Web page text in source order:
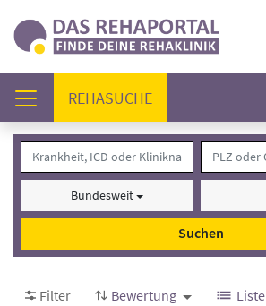
REHASUCHE(AKTUELL)
Bundesweit
Suchen
Filter Bewertung Liste